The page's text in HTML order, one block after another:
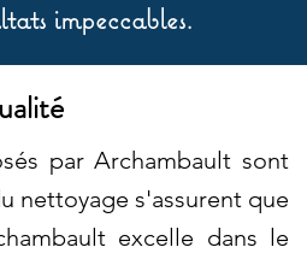
impeccables.
par Archambault sont
nettoyage s'assurent que
excelle dans le